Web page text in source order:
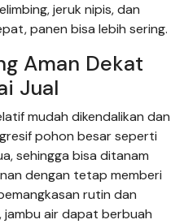
jeruk nipis, dan
panen bisa lebih sering.
Aman Dekat
Jual
mudah dikendalikan dan
pohon besar seperti
sehingga bisa ditanam
dengan tetap memberi
rutin dan
air dapat berbuah